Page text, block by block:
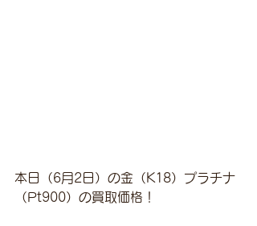
本日（6月2日）の金（K18）プラチナ
（Pt900）の買取価格！